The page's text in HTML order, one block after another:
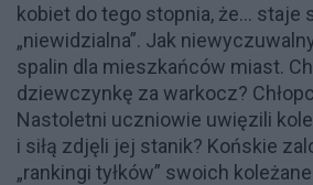
kobiet do tego stopnia, że… staje
„niewidzialna”. Jak
spalin dla mieszkańców miast.
dziewczynkę za warkocz?
Nastoletni uczniowie uwięzili
i siłą zdjęli jej stanik? Końskie
„rankingi tyłków” swoich